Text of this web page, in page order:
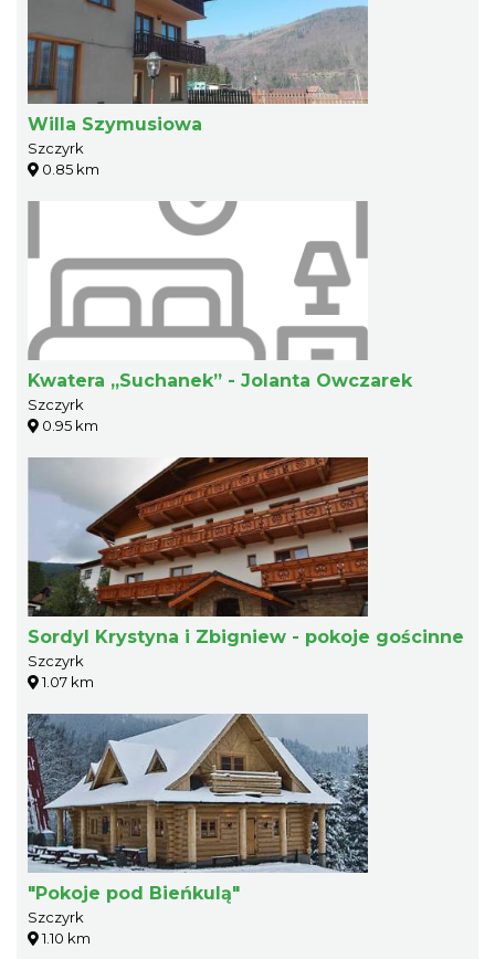
Willa Szymusiowa
Szczyrk
0.85 km
Kwatera „Suchanek” - Jolanta Owczarek
Szczyrk
0.95 km
Sordyl Krystyna i Zbigniew - pokoje gościnne
Szczyrk
1.07 km
"Pokoje pod Bieńkulą"
Szczyrk
1.10 km